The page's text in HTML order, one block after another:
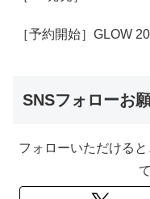
［予約開始］GLOW
SNSフォローお
フォローいただける